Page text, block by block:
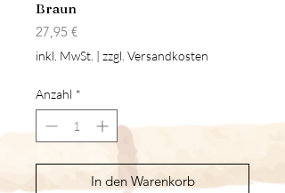
Braun
27,95 €Preis
inkl. MwSt. | zzgl. Versandkosten
Anzahl *
In den Warenkorb